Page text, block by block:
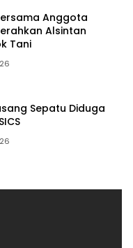
Anggota
Alsintan
Tani
Sepatu Diduga